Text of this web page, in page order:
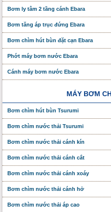
Bơm ly tâm 2 tầng cánh Ebara
Bơm tăng áp trục đứng Ebara
Bơm chìm hút bùn đặt cạn Ebara
Phớt máy bơm nước Ebara
Cánh máy bơm nước Ebara
MÁY BƠM
Bơm chìm hút bùn Tsurumi
Bơm chìm nước thải Tsurumi
Bơm chìm nước thải cánh kín
Bơm chìm nước thải cánh cắt
Bơm chìm nước thải cánh xoáy
Bơm chìm nước thải cánh hở
Bơm chìm nước thải áp cao